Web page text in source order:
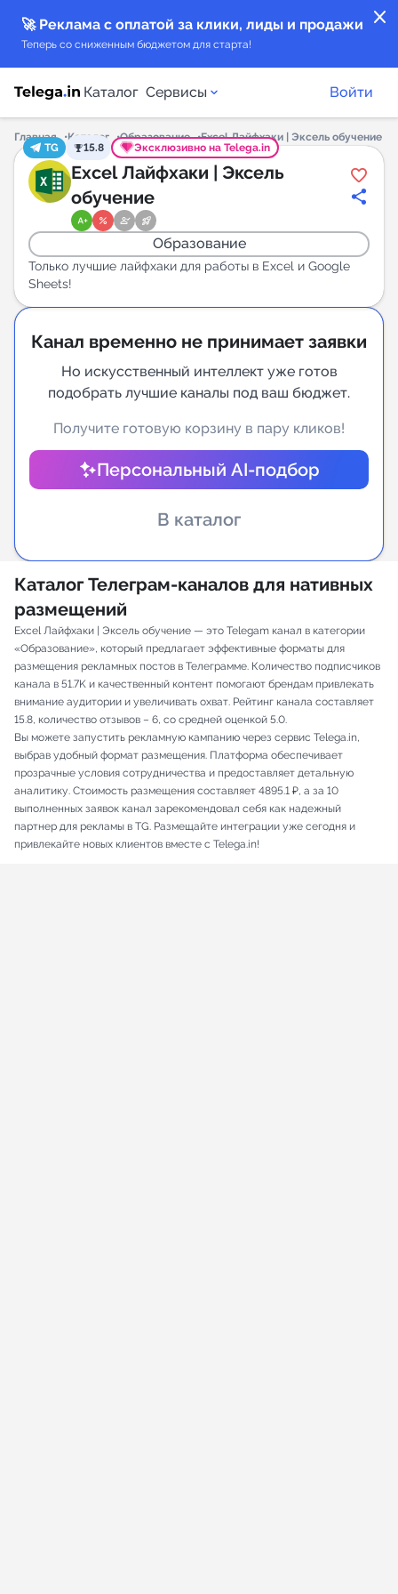
close
🚀 Реклама с оплатой за клики, лиды и продажи
Теперь со сниженным бюджетом для старта!
Каталог Сервисы
Каталог каналов
Каталог ботов
Горящие предложения
Индекс читаемости каналов в Telegram
Аналитика MAX каналов
New
Индивидуальное сопровождение
Аналитика Telegram
Войти
Главная Каталог Образование
Excel Лайфхаки | Эксель обучение
TG
15.8 Эксклюзивно на Telega.in
Excel Лайфхаки | Эксель
обучение
Образование
Только лучшие лайфхаки для работы в Excel и Google
Sheets!
Канал временно не принимает заявки
Но искусственный интеллект уже готов
подобрать лучшие каналы под ваш бюджет.
Получите готовую корзину в пару кликов!
Персональный AI-подбор
В каталог
Каталог Телеграм-каналов для нативных
размещений
Excel Лайфхаки | Эксель обучение — это Telegam канал в категории
«Образование», который предлагает эффективные форматы для
размещения рекламных постов в Телеграмме. Количество подписчиков
канала в 51.7K и качественный контент помогают брендам привлекать
внимание аудитории и увеличивать охват. Рейтинг канала составляет
15.8, количество отзывов – 6, со средней оценкой 5.0.
Вы можете запустить рекламную кампанию через сервис Telega.in,
выбрав удобный формат размещения. Платформа обеспечивает
прозрачные условия сотрудничества и предоставляет детальную
аналитику. Стоимость размещения составляет 4895.1 ₽, а за 10
выполненных заявок канал зарекомендовал себя как надежный
партнер для рекламы в TG. Размещайте интеграции уже сегодня и
привлекайте новых клиентов вместе с Telega.in!